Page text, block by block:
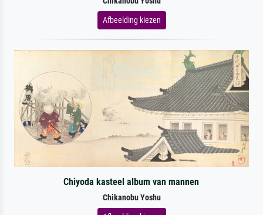
Afbeelding kiezen
Chiyoda kasteel album van mannen
Chikanobu Yoshu